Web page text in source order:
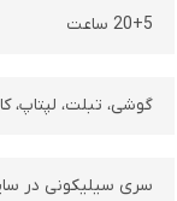
20+5 ساعت
گوشی، تبلت، لپتاپ،
سری سیلیکونی در